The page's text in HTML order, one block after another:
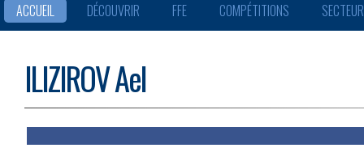
ACCUEIL DÉCOUVRIR FFE COMPÉTITIONS
ILIZIROV Ael